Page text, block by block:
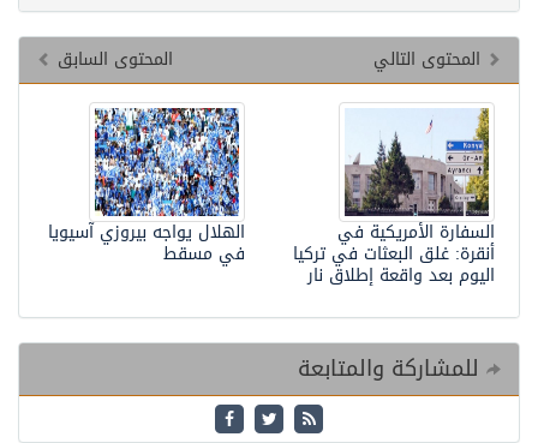
المحتوى السابق المحتوى التالي
الهلال يواجه بيروزي آسيويا
في مسقط
السفارة الأمريكية في
أنقرة: غلق البعثات في تركيا
اليوم بعد واقعة إطلاق نار
للمشاركة والمتابعة